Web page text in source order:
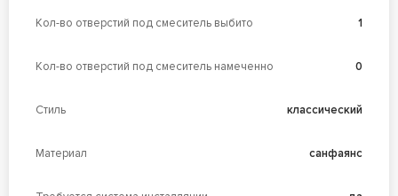
Кол-во отверстий под смеситель выбито 1
Кол-во отверстий под смеситель намеченно 0
Стиль классический
Материал санфаянс